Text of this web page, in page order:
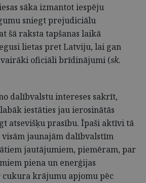
sāka izmantot iespēju
sniegt prejudiciālu
šā raksta tapšanas laikā
lietas pret Latviju, lai gan
oficiāli brīdinājumi (sk.
dalībvalstu intereses sakrīt,
iestāties jau ierosinātās
atsevišķu prasību. Īpaši aktīvi tā
jaunajām dalībvalstīm
jautājumiem, piemēram, par
piena un enerģijas
krājumu apjomu pēc